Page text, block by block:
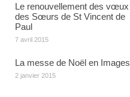
Le renouvellement des vœux
des Sœurs de St Vincent de
Paul
7 avril 2015
La messe de Noël en Images
2 janvier 2015